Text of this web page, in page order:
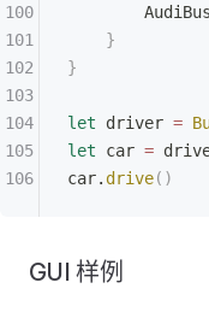
    }
}
let driver =
let car =
car. drive()
GUI 样例